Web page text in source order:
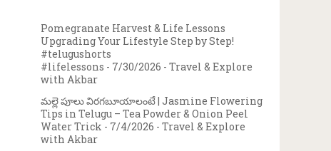
Pomegranate Harvest & Life Lessons
Upgrading Your Lifestyle Step by Step!
#telugushorts
#lifelessons - 7/30/2026 - Travel & Explore
with Akbar
మల్లె పూలు విరగబూయాలంటే | Jasmine Flowering
Tips in Telugu – Tea Powder & Onion Peel
Water Trick - 7/4/2026 - Travel & Explore
with Akbar